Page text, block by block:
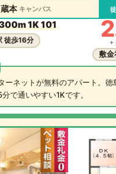
本 キャンパス
1K 101
徒歩16分 +
敷
ーネットが無料のアパート。徳
で通いやすい1Kです。